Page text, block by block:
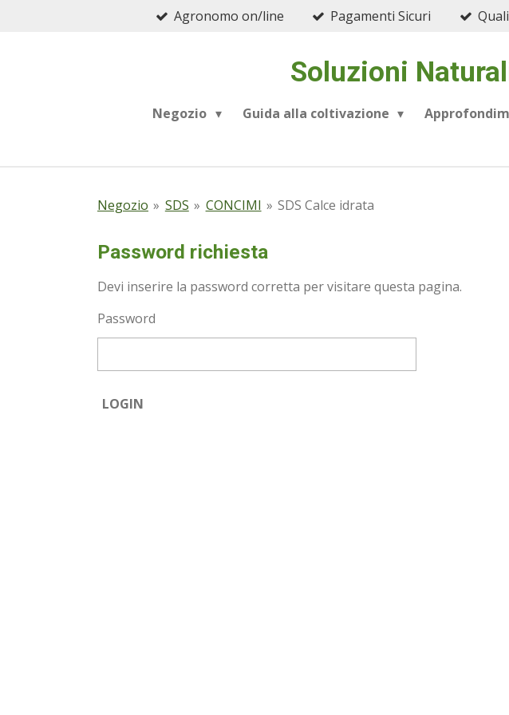
Agronomo on/line Pagamenti Sicuri
Soluzioni
Negozio Guida alla coltivazione
Negozio » SDS » CONCIMI » SDS Calce idrata
Password richiesta
Devi inserire la password corretta per visitare questa pagina.
Password
LOGIN